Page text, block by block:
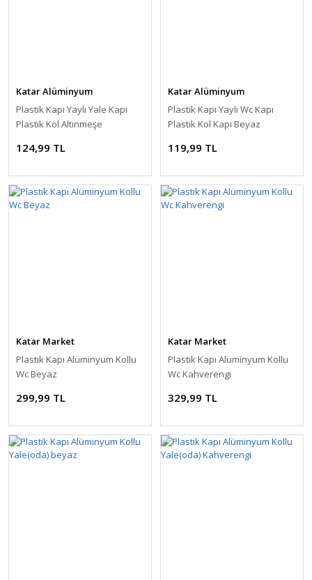
Katar Alüminyum
Plastik Kapı Yaylı Yale Kapı
Plastik Kol Altınmeşe
124,99 TL
Katar Alüminyum
Plastik Kapı Yaylı Wc Kapı
Plastik Kol Kapı Beyaz
119,99 TL
Katar Market
Plastik Kapı Alüminyum Kollu
Wc Beyaz
299,99 TL
Katar Market
Plastik Kapı Alüminyum Kollu
Wc Kahverengi
329,99 TL